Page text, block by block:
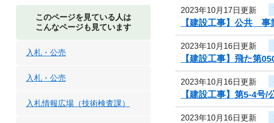
2023年10月17日更新
【建設工事】公共
2023年10月16日更新
【建設工事】飛た第
2023年10月16日更新
【建設工事】第5-4号
2023年10月16日更新
このページを見ている人は
こんなページも見ています
入札・公売
入札・公売
入札情報広場（技術検査課）